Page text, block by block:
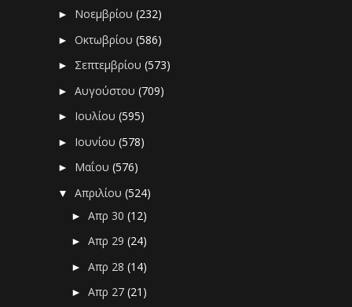
► Νοεμβρίου(232)
►Οκτωβρίου(586)
► Σεπτεμβρίου(573)
►Αυγούστου(709)
► Ιουλίου(595)
► Ιουνίου(578)
► Μαΐου(576)
▼Απριλίου(524)
►Απρ 30(12)
►Απρ 29(24)
►Απρ 28(14)
►Απρ 27(21)